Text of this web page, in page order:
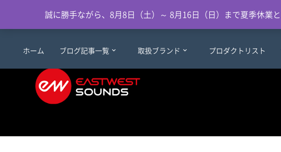
ホーム ブログ記事一覧 取扱ブランド プロダクトリスト
誠に勝手ながら、8月8日（土）～ 8月16日（日）まで夏季休業